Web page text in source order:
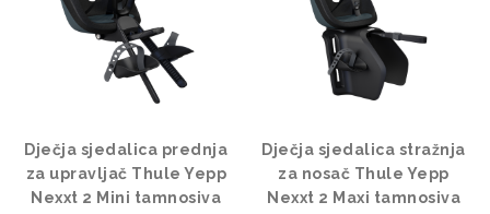
Dječja sjedalica prednja
za upravljač Thule Yepp
Nexxt 2 Mini tamnosiva
Dječja sjedalica stražnja
za nosač Thule Yepp
Nexxt 2 Maxi tamnosiva